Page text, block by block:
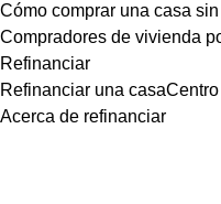
Cómo comprar una casa
Compradores de vivienda
Refinanciar
Refinanciar una casa
Acerca de refinanciar